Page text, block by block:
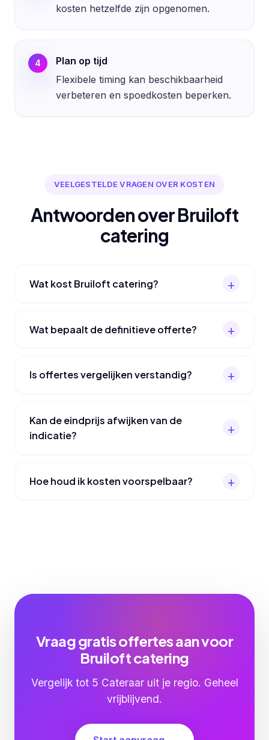
kosten hetzelfde zijn opgenomen.
4
Plan op tijd
Flexibele timing kan beschikbaarheid
verbeteren en spoedkosten beperken.
VEELGESTELDE VRAGEN OVER KOSTEN
Antwoorden over Bruiloft
catering
Wat kost Bruiloft catering?
Wat bepaalt de definitieve offerte?
Is offertes vergelijken verstandig?
Kan de eindprijs afwijken van de
indicatie?
Hoe houd ik kosten voorspelbaar?
Vraag gratis offertes aan voor
Bruiloft catering
Vergelijk tot 5 Cateraar uit je regio. Geheel
vrijblijvend.